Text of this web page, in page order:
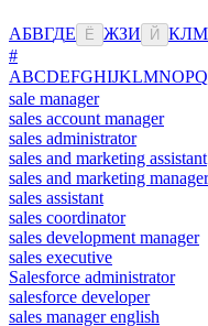
АБВГДЕ Ё ЖЗИ Й КЛМ
#
ABCDEFGHIJKLMNOPQ
sale manager
sales account manager
sales administrator
sales and marketing assistant
sales and marketing manager
sales assistant
sales coordinator
sales development manager
sales executive
Salesforce administrator
salesforce developer
sales manager english